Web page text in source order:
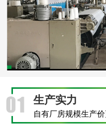
生产实力
自有厂房规模生产